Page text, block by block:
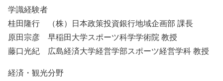
学識経験者
桂田隆行 （株）日本政策投資銀行地域企画部 課長
原田宗彦 早稲田大学スポーツ科学学術院 教授
藤口光紀 広島経済大学経営学部スポーツ経営学科 教授
経済・観光分野